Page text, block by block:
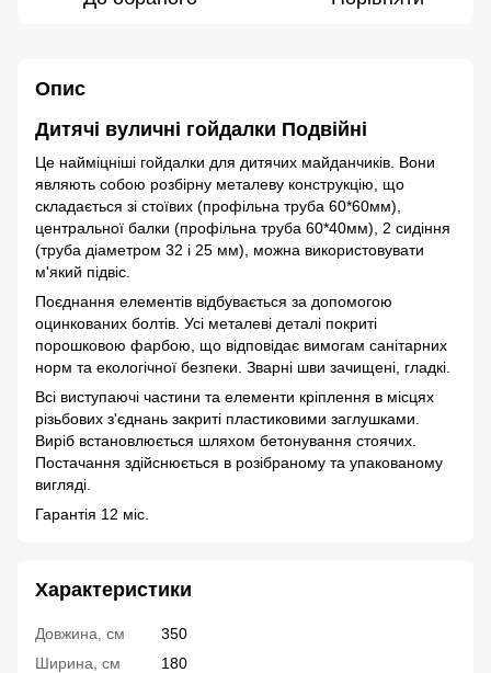
Опис
Дитячі вуличні гойдалки Подвійні
Це найміцніші гойдалки для дитячих майданчиків. Вони
являють собою розбірну металеву конструкцію, що
складається зі стоївих (профільна труба 60*60мм),
центральної балки (профільна труба 60*40мм), 2 сидіння
(труба діаметром 32 і 25 мм), можна використовувати
м'який підвіс.
Поєднання елементів відбувається за допомогою
оцинкованих болтів. Усі металеві деталі покриті
порошковою фарбою, що відповідає вимогам санітарних
норм та екологічної безпеки. Зварні шви зачищені, гладкі.
Всі виступаючі частини та елементи кріплення в місцях
різьбових з'єднань закриті пластиковими заглушками.
Виріб встановлюється шляхом бетонування стоячих.
Постачання здійснюється в розібраному та упакованому
вигляді.
Гарантія 12 міс.
Характеристики
Довжина, см
350
Ширина, см
180